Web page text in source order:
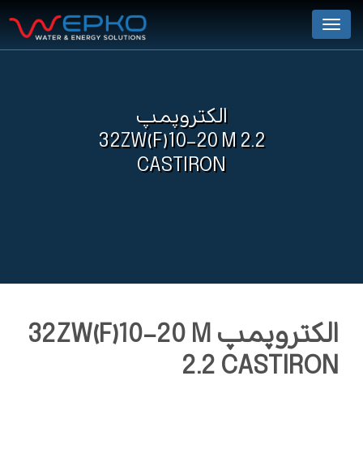
Menu
الکتروپمپ
32ZW(F)10-20 M 2.2
CASTIRON
الکتروپمپ 32ZW(F)10-20 M
2.2 CASTIRON